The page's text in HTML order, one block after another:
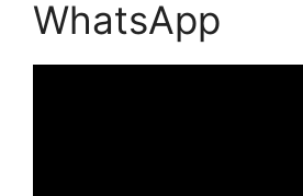
WhatsApp